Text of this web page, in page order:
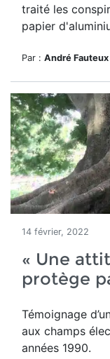
traité les
papier
Par : André Fauteux
14 février, 2022
« Une
protège
Témoignage
aux champs
années 1990.